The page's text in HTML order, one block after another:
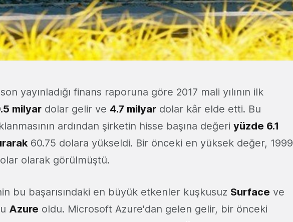
yayınladığı finans raporuna göre 2017 mali yılının ilk
milyar dolar gelir ve 4.7 milyar dolar kâr elde etti. Bu
ardından şirketin hisse başına değeri yüzde 6.1
60.75 dolara yükseldi. Bir önceki en yüksek değer, 1999
olarak görülmüştü.
bu başarısındaki en büyük etkenler kuşkusuz Surface ve
Azure oldu. Microsoft Azure'dan gelen gelir, bir önceki